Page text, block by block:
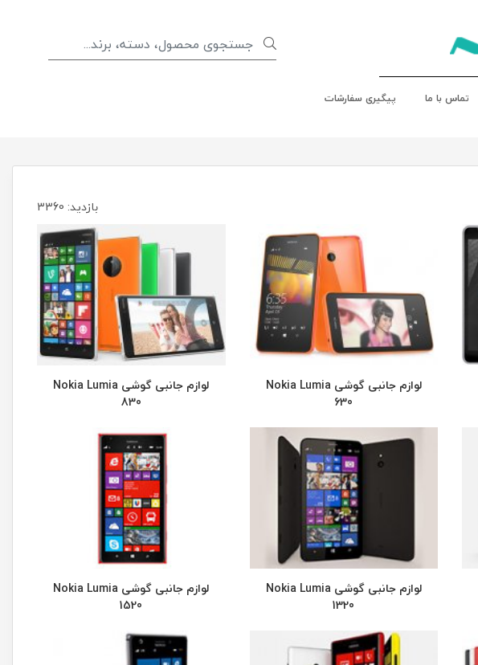
تماس با ما پیگیری سفارشات
بازدید: 3360
لوازم جانبی گوشی Nokia Lumia
630
لوازم جانبی گوشی Nokia Lumia
830
لوازم جانبی گوشی Nokia Lumia
1320
لوازم جانبی گوشی Nokia Lumia
1520